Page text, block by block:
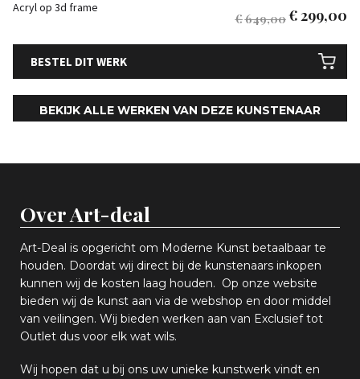
Acryl op 3d frame
€649,00€299,00
BESTEL DIT WERK
BEKIJK ALLE WERKEN VAN DEZE KUNSTENAAR
Over Art-deal
Art-Deal is opgericht om Moderne Kunst betaalbaar te
houden. Doordat wij direct bij de kunstenaars inkopen
kunnen wij de kosten laag houden. Op onze website
bieden wij de kunst aan via de webshop en door middel
van veilingen. Wij bieden werken aan van Exclusief tot
Outlet dus voor elk wat wils.
Wij hopen dat u bij ons uw unieke kunstwerk vindt en